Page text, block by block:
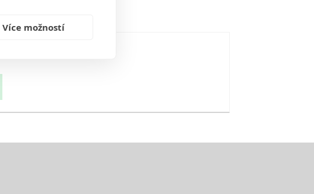
Více možností